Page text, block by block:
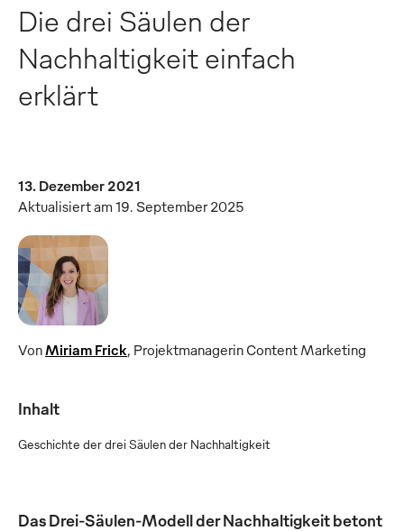
Die drei Säulen der
Nachhaltigkeit einfach
erklärt
13. Dezember 2021
Aktualisiert am 19. September 2025
VonMiriam Frick, Projektmanagerin Content Marketing
Inhalt
Geschichte der drei Säulen der Nachhaltigkeit
Das Drei-Säulen-Modell der Nachhaltigkeit betont